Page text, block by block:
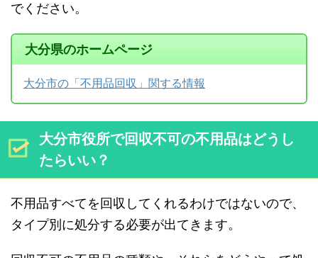
でください。
大分県のホームページ
大分市の「不用品回収」関する情報
大分市役所で回収不可の不用品はどうし
たらいい？
不用品すべてを回収してくれるわけではないので、
タイプ別に処分する必要が出てきます。